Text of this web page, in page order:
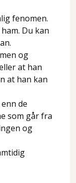
fenomen.
Du kan
og
at han
at han kan
de
som går fra
og